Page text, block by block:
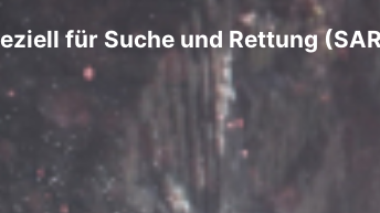
für Suche und Rettung